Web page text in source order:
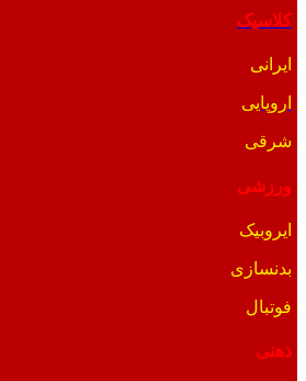
کلاسیک
ایرانی
اروپایی
شرقی
ورزشی
ایروبیک
بدنسازی
فوتبال
ذهنی